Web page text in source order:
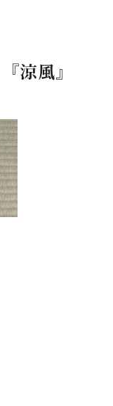
『涼風』